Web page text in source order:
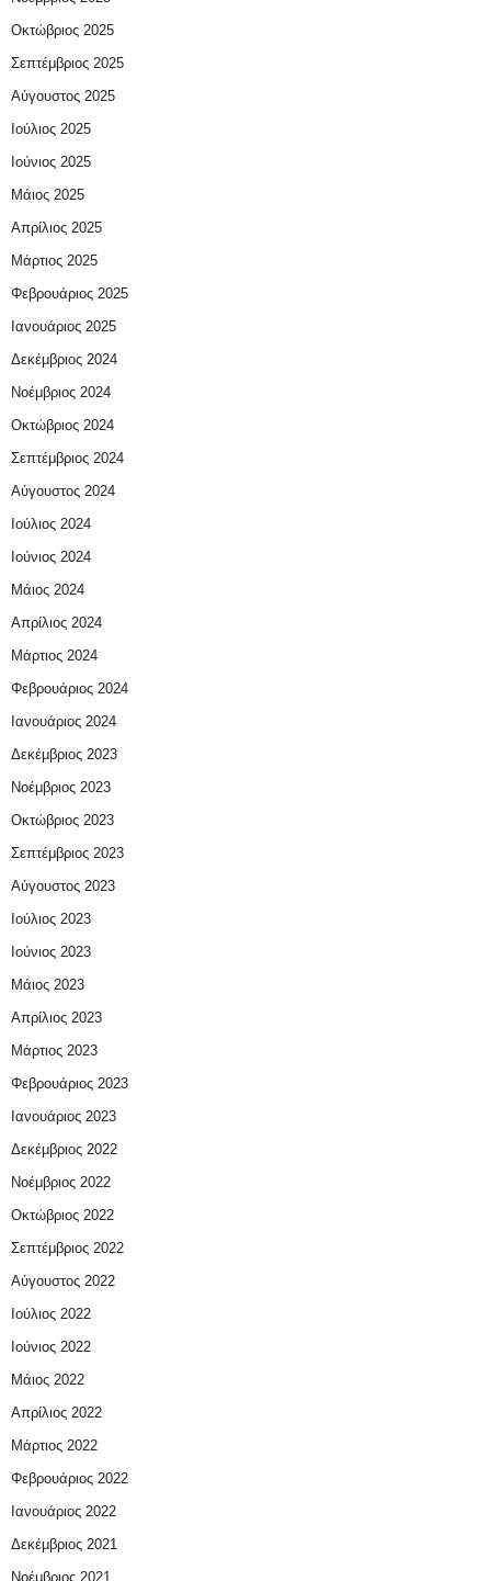
Οκτώβριος 2025
Σεπτέμβριος 2025
Αύγουστος 2025
Ιούλιος 2025
Ιούνιος 2025
Μάιος 2025
Απρίλιος 2025
Μάρτιος 2025
Φεβρουάριος 2025
Ιανουάριος 2025
Δεκέμβριος 2024
Νοέμβριος 2024
Οκτώβριος 2024
Σεπτέμβριος 2024
Αύγουστος 2024
Ιούλιος 2024
Ιούνιος 2024
Μάιος 2024
Απρίλιος 2024
Μάρτιος 2024
Φεβρουάριος 2024
Ιανουάριος 2024
Δεκέμβριος 2023
Νοέμβριος 2023
Οκτώβριος 2023
Σεπτέμβριος 2023
Αύγουστος 2023
Ιούλιος 2023
Ιούνιος 2023
Μάιος 2023
Απρίλιος 2023
Μάρτιος 2023
Φεβρουάριος 2023
Ιανουάριος 2023
Δεκέμβριος 2022
Νοέμβριος 2022
Οκτώβριος 2022
Σεπτέμβριος 2022
Αύγουστος 2022
Ιούλιος 2022
Ιούνιος 2022
Μάιος 2022
Απρίλιος 2022
Μάρτιος 2022
Φεβρουάριος 2022
Ιανουάριος 2022
Δεκέμβριος 2021
Νοέμβριος 2021